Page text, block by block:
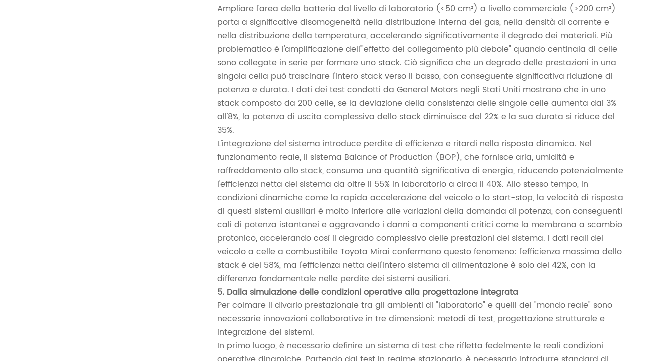
Ampliare l'area della batteria dal livello di laboratorio (<50 cm²) a livello commerciale (>200 cm²)
porta a significative disomogeneità nella distribuzione interna del gas, nella densità di corrente e
nella distribuzione della temperatura, accelerando significativamente il degrado dei materiali. Più
problematico è l'amplificazione dell'"effetto del collegamento più debole" quando centinaia di celle
sono collegate in serie per formare uno stack. Ciò significa che un degrado delle prestazioni in una
singola cella può trascinare l'intero stack verso il basso, con conseguente significativa riduzione di
potenza e durata. I dati dei test condotti da General Motors negli Stati Uniti mostrano che in uno
stack composto da 200 celle, se la deviazione della consistenza delle singole celle aumenta dal 3%
all'8%, la potenza di uscita complessiva dello stack diminuisce del 22% e la sua durata si riduce del
35%.
L'integrazione del sistema introduce perdite di efficienza e ritardi nella risposta dinamica. Nel
funzionamento reale, il sistema Balance of Production (BOP), che fornisce aria, umidità e
raffreddamento allo stack, consuma una quantità significativa di energia, riducendo potenzialmente
l'efficienza netta del sistema da oltre il 55% in laboratorio a circa il 40%. Allo stesso tempo, in
condizioni dinamiche come la rapida accelerazione del veicolo o lo start-stop, la velocità di risposta
di questi sistemi ausiliari è molto inferiore alle variazioni della domanda di potenza, con conseguenti
cali di potenza istantanei e aggravando i danni a componenti critici come la membrana a scambio
protonico, accelerando così il degrado complessivo delle prestazioni del sistema. I dati reali del
veicolo a celle a combustibile Toyota Mirai confermano questo fenomeno: l'efficienza massima dello
stack è del 58%, ma l'efficienza netta dell'intero sistema di alimentazione è solo del 42%, con la
differenza fondamentale nelle perdite dei sistemi ausiliari.
5. Dalla simulazione delle condizioni operative alla progettazione integrata
Per colmare il divario prestazionale tra gli ambienti di "laboratorio" e quelli del "mondo reale" sono
necessarie innovazioni collaborative in tre dimensioni: metodi di test, progettazione strutturale e
integrazione dei sistemi.
In primo luogo, è necessario definire un sistema di test che rifletta fedelmente le reali condizioni